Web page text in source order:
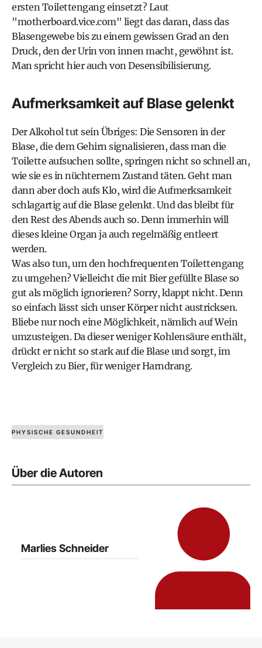
ersten Toilettengang einsetzt? Laut
"motherboard.vice.com" liegt das daran, dass das
Blasengewebe bis zu einem gewissen Grad an den
Druck, den der Urin von innen macht, gewöhnt ist.
Man spricht hier auch von Desensibilisierung.
Aufmerksamkeit auf Blase gelenkt
Der Alkohol tut sein Übriges: Die Sensoren in der
Blase, die dem Gehirn signalisieren, dass man die
Toilette aufsuchen sollte, springen nicht so schnell an,
wie sie es in nüchternem Zustand täten. Geht man
dann aber doch aufs Klo, wird die Aufmerksamkeit
schlagartig auf die Blase gelenkt. Und das bleibt für
den Rest des Abends auch so. Denn immerhin will
dieses kleine Organ ja auch regelmäßig entleert
werden.
Was also tun, um den hochfrequenten Toilettengang
zu umgehen? Vielleicht die mit Bier gefüllte Blase so
gut als möglich ignorieren? Sorry, klappt nicht. Denn
so einfach lässt sich unser Körper nicht austricksen.
Bliebe nur noch eine Möglichkeit, nämlich auf Wein
umzusteigen. Da dieser weniger Kohlensäure enthält,
drückt er nicht so stark auf die Blase und sorgt, im
Vergleich zu Bier, für weniger Harndrang.
PHYSISCHE GESUNDHEIT
Über die Autoren
Marlies Schneider